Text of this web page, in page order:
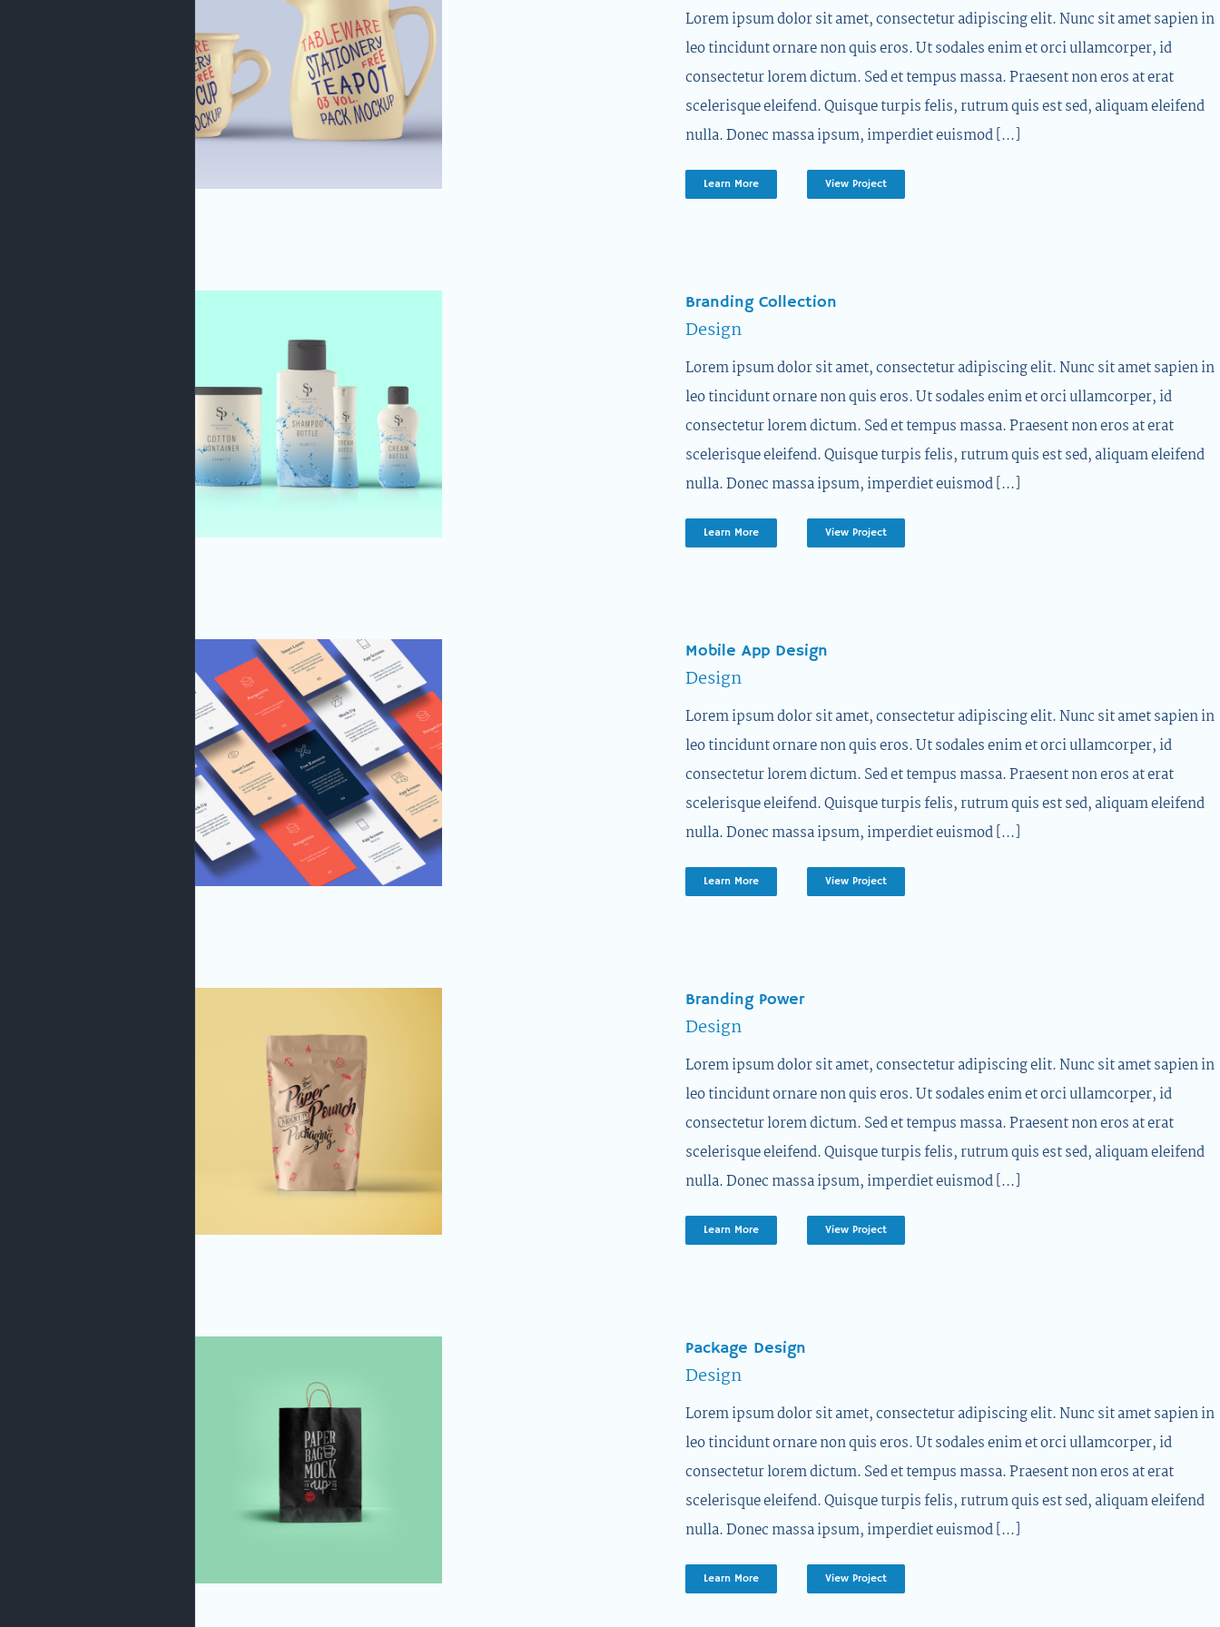
Lorem ipsum dolor sit amet, consectetur adipiscing elit. Nunc sit amet sapien in
leo tincidunt ornare non quis eros. Ut sodales enim et orci ullamcorper, id
consectetur lorem dictum. Sed et tempus massa. Praesent non eros at erat
scelerisque eleifend. Quisque turpis felis, rutrum quis est sed, aliquam eleifend
nulla. Donec massa ipsum, imperdiet euismod [...]
Learn More View Project
Branding Collection
Design
Lorem ipsum dolor sit amet, consectetur adipiscing elit. Nunc sit amet sapien in
leo tincidunt ornare non quis eros. Ut sodales enim et orci ullamcorper, id
consectetur lorem dictum. Sed et tempus massa. Praesent non eros at erat
scelerisque eleifend. Quisque turpis felis, rutrum quis est sed, aliquam eleifend
nulla. Donec massa ipsum, imperdiet euismod [...]
Learn More View Project
Mobile App Design
Design
Lorem ipsum dolor sit amet, consectetur adipiscing elit. Nunc sit amet sapien in
leo tincidunt ornare non quis eros. Ut sodales enim et orci ullamcorper, id
consectetur lorem dictum. Sed et tempus massa. Praesent non eros at erat
scelerisque eleifend. Quisque turpis felis, rutrum quis est sed, aliquam eleifend
nulla. Donec massa ipsum, imperdiet euismod [...]
Learn More View Project
Branding Power
Design
Lorem ipsum dolor sit amet, consectetur adipiscing elit. Nunc sit amet sapien in
leo tincidunt ornare non quis eros. Ut sodales enim et orci ullamcorper, id
consectetur lorem dictum. Sed et tempus massa. Praesent non eros at erat
scelerisque eleifend. Quisque turpis felis, rutrum quis est sed, aliquam eleifend
nulla. Donec massa ipsum, imperdiet euismod [...]
Learn More View Project
Package Design
Design
Lorem ipsum dolor sit amet, consectetur adipiscing elit. Nunc sit amet sapien in
leo tincidunt ornare non quis eros. Ut sodales enim et orci ullamcorper, id
consectetur lorem dictum. Sed et tempus massa. Praesent non eros at erat
scelerisque eleifend. Quisque turpis felis, rutrum quis est sed, aliquam eleifend
nulla. Donec massa ipsum, imperdiet euismod [...]
Learn More View Project